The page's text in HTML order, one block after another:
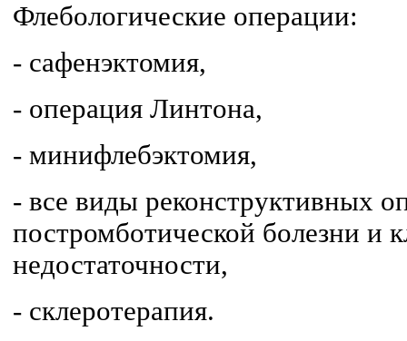
Флебологические операции:
- сафенэктомия,
- операция Линтона,
- минифлебэктомия,
- все виды реконструктивных
постромботической болезни и
недостаточности,
- склеротерапия.